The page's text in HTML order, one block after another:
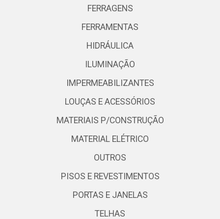
FERRAGENS
FERRAMENTAS
HIDRÁULICA
ILUMINAÇÃO
IMPERMEABILIZANTES
LOUÇAS E ACESSÓRIOS
MATERIAIS P/CONSTRUÇÃO
MATERIAL ELÉTRICO
OUTROS
PISOS E REVESTIMENTOS
PORTAS E JANELAS
TELHAS